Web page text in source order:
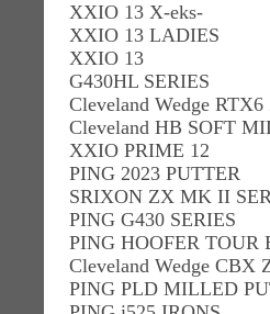
XXIO 13 X-eks-
XXIO 13 LADIES
XXIO 13
G430HL SERIES
Cleveland Wedge RTX6
Cleveland HB SOFT
XXIO PRIME 12
PING 2023 PUTTER
SRIXON ZX MK II
PING G430 SERIES
PING HOOFER TOUR
Cleveland Wedge CBX
PING PLD MILLED